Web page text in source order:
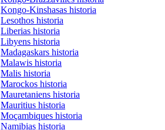
Kongo-Kinshasas historia
Lesothos historia
Liberias historia
Libyens historia
Madagaskars historia
Malawis historia
Malis historia
Marockos historia
Mauretaniens historia
Mauritius historia
Moçambiques historia
Namibias historia